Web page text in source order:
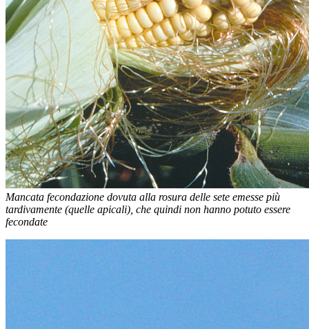
Mancata fecondazione dovuta alla rosura delle sete emesse più
tardivamente (quelle apicali), che quindi non hanno potuto essere
fecondate